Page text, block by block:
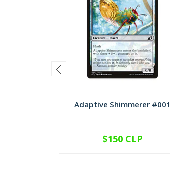
Adaptive Shimmerer #001
VER OPCIONES
$150 CLP